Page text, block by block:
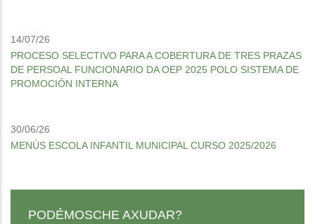
14/07/26
PROCESO SELECTIVO PARA A COBERTURA DE TRES PRAZAS
DE PERSOAL FUNCIONARIO DA OEP 2025 POLO SISTEMA DE
PROMOCIÓN INTERNA
30/06/26
MENÚS ESCOLA INFANTIL MUNICIPAL CURSO 2025/2026
PODÉMOSCHE AXUDAR?